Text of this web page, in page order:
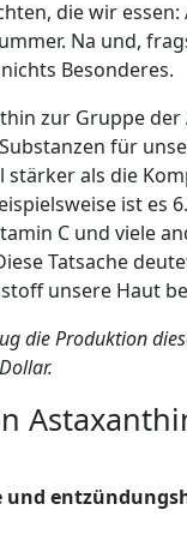
die wir essen:
Na und,
Besonderes.
zur Gruppe
für
stärker als die
ist es
C und viele
Tatsache
unsere Haut
die Produktion
und